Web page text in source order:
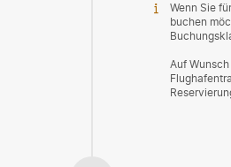
Wenn Sie
buchen
Auf